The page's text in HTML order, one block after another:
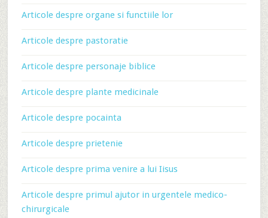
Articole despre organe si functiile lor
Articole despre pastoratie
Articole despre personaje biblice
Articole despre plante medicinale
Articole despre pocainta
Articole despre prietenie
Articole despre prima venire a lui Iisus
Articole despre primul ajutor in urgentele medico-
chirurgicale